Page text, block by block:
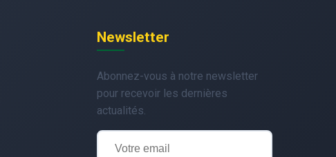
Newsletter
Abonnez-vous à notre newsletter
pour recevoir les dernières
actualités.